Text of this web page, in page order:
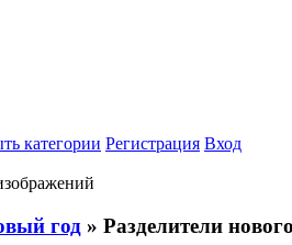
категории Регистрация Вход
год » Разделители